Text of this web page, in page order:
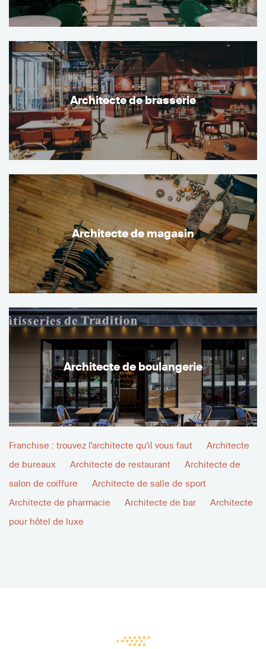
Architecte de brasserie
Architecte de magasin
Architecte de boulangerie
Franchise : trouvez l'architecte qu'il vous faut
Architecte
de bureaux
Architecte de restaurant
Architecte de
salon de coiffure
Architecte de salle de sport
Architecte de pharmacie
Architecte de bar
Architecte
pour hôtel de luxe